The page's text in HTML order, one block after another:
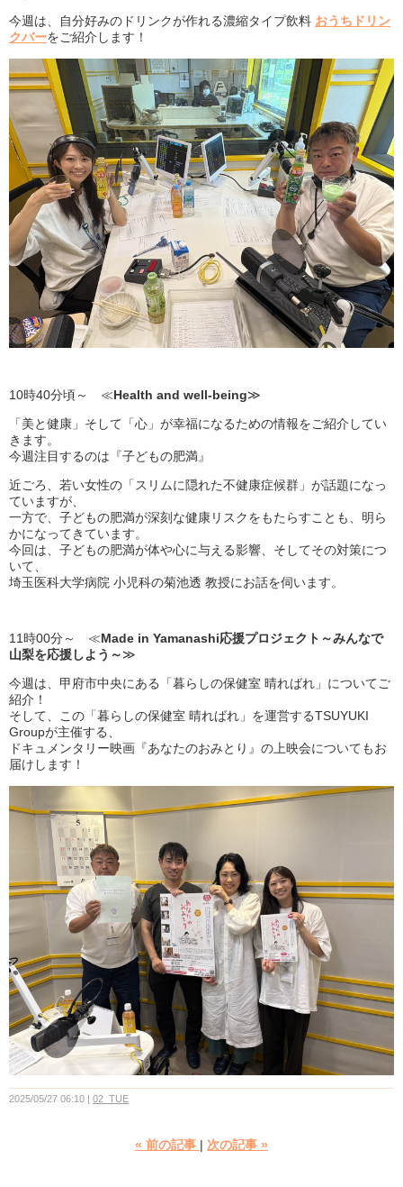
今週は、自分好みのドリンクが作れる濃縮タイプ飲料 おうちドリン
クバーをご紹介します！
10時40分頃～ ≪Health and well-being≫
「美と健康」そして「心」が幸福になるための情報をご紹介してい
きます。
今週注目するのは『子どもの肥満』
近ごろ、若い女性の「スリムに隠れた不健康症候群」が話題になっ
ていますが、
一方で、子どもの肥満が深刻な健康リスクをもたらすことも、明ら
かになってきています。
今回は、子どもの肥満が体や心に与える影響、そしてその対策につ
いて、
埼玉医科大学病院 小児科の菊池透 教授にお話を伺います。
11時00分～ ≪Made in Yamanashi応援プロジェクト～みんなで
山梨を応援しよう～≫
今週は、甲府市中央にある「暮らしの保健室 晴ればれ」についてご
紹介！
そして、この「暮らしの保健室 晴ればれ」を運営するTSUYUKI
Groupが主催する、
ドキュメンタリー映画『あなたのおみとり』の上映会についてもお
届けします！
2025/05/27 06:10 02_TUE
« 前の記事 次の記事 »